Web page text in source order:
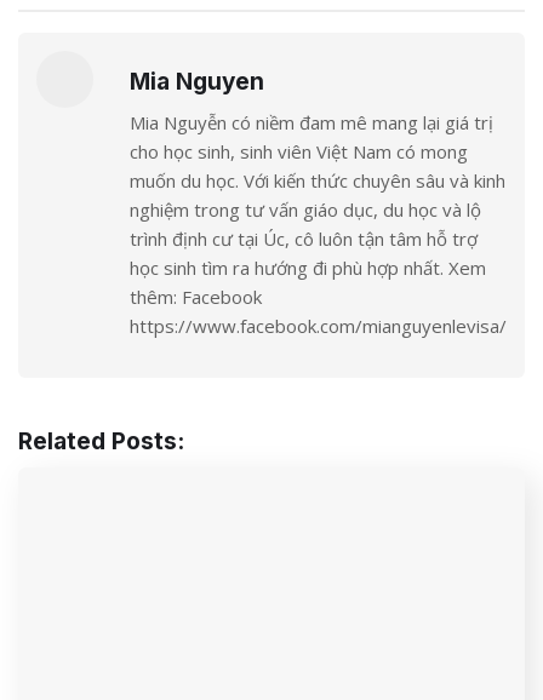
Mia Nguyen
Mia Nguyễn có niềm đam mê mang lại giá trị
cho học sinh, sinh viên Việt Nam có mong
muốn du học. Với kiến thức chuyên sâu và kinh
nghiệm trong tư vấn giáo dục, du học và lộ
trình định cư tại Úc, cô luôn tận tâm hỗ trợ
học sinh tìm ra hướng đi phù hợp nhất. Xem
thêm: Facebook
https://www.facebook.com/mianguyenlevisa/
Related Posts: